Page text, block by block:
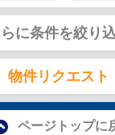
に条件を絞り
物件リクエスト
ページトップに